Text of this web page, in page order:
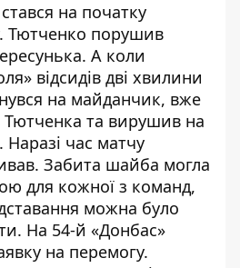
на початку
Тютченко порушив
А коли
відсидів дві хвилини
на майданчик, вже
та вирушив на
час матчу
Забита шайба могла
для кожної з команд,
можна було
На 54-й «Донбас»
на перемогу.